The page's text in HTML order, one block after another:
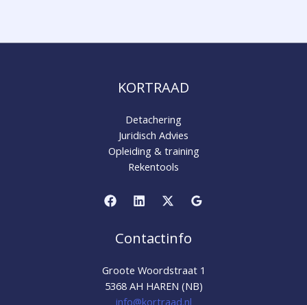
KORTRAAD
Detachering
Juridisch Advies
Opleiding & training
Rekentools
Contactinfo
Groote Woordstraat 1
5368 AH HAREN (NB)
info@kortraad.nl